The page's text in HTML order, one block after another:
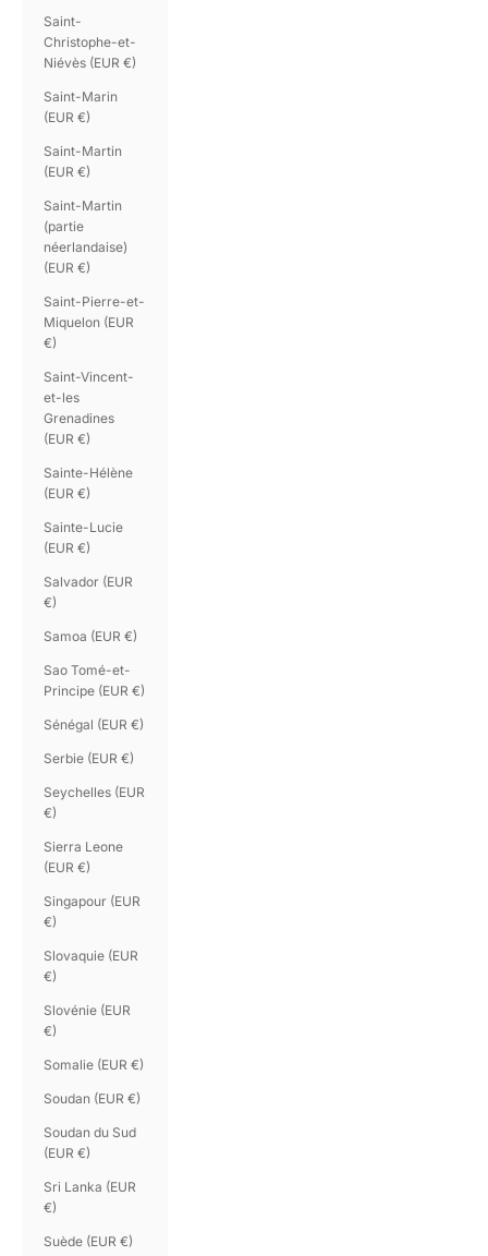
Saint-
Christophe-et-
Niévès (EUR €)
Saint-Marin
(EUR €)
Saint-Martin
(EUR €)
Saint-Martin
(partie
néerlandaise)
(EUR €)
Saint-Pierre-et-
Miquelon (EUR
€)
Saint-Vincent-
et-les
Grenadines
(EUR €)
Sainte-Hélène
(EUR €)
Sainte-Lucie
(EUR €)
Salvador (EUR
€)
Samoa (EUR €)
Sao Tomé-et-
Principe (EUR €)
Sénégal (EUR €)
Serbie (EUR €)
Seychelles (EUR
€)
Sierra Leone
(EUR €)
Singapour (EUR
€)
Slovaquie (EUR
€)
Slovénie (EUR
€)
Somalie (EUR €)
Soudan (EUR €)
Soudan du Sud
(EUR €)
Sri Lanka (EUR
€)
Suède (EUR €)